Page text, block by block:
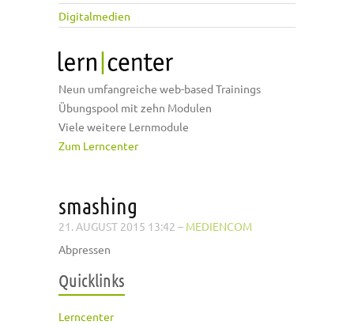
Digitalmedien
Neun umfangreiche web-based Trainings
Übungspool mit zehn Modulen
Viele weitere Lernmodule
Zum Lerncenter
smashing
21. AUGUST 2015 13:42 – MEDIENCOM
Abpressen
Quicklinks
Lerncenter